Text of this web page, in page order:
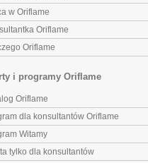
w Oriflame
Oriflame
Oriflame
i programy Oriflame
Oriflame
dla konsultantów Oriflame
Witamy
tylko dla konsultantów